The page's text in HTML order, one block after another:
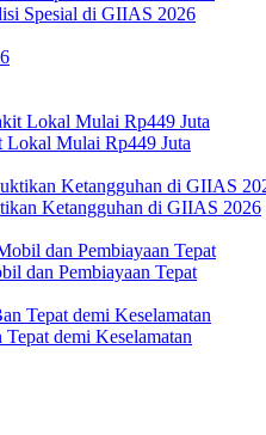
Spesial di GIIAS 2026
Mulai Rp449 Juta
Ketangguhan di GIIAS 2026
dan Pembiayaan Tepat
demi Keselamatan